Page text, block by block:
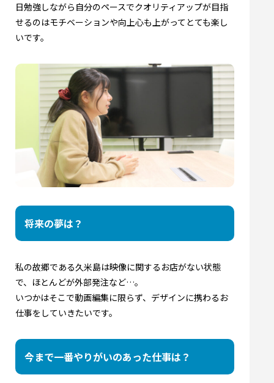
日勉強しながら自分のペースでクオリティアップが目指
せるのはモチベーションや向上心も上がってとても楽し
いです。
将来の夢は？
私の故郷である久米島は映像に関するお店がない状態
で、ほとんどが外部発注など…。
いつかはそこで動画編集に限らず、デザインに携わるお
仕事をしていきたいです。
今まで一番やりがいのあった仕事は？